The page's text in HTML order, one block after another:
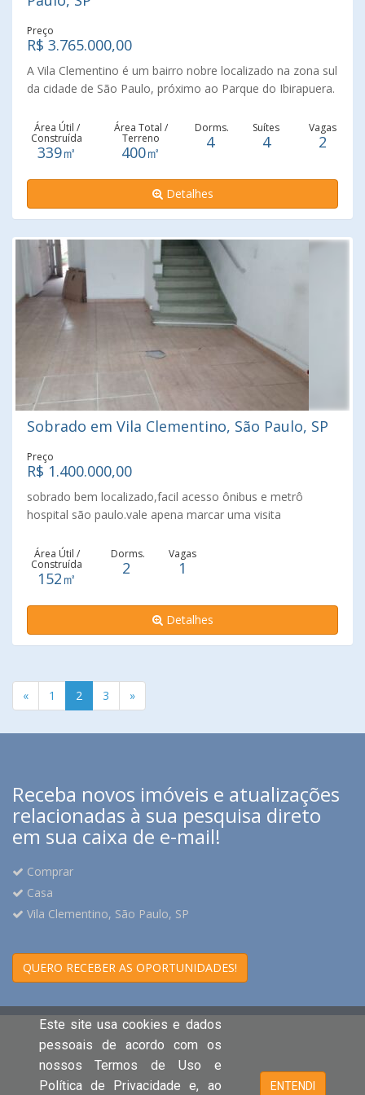
Preço
R$ 3.765.000,00
A Vila Clementino é um bairro nobre localizado na zona sul
da cidade de São Paulo, próximo ao Parque do Ibirapuera.
metade pertence ao distrito da Saúde.Casa recem
reformada e totalmente atualizada,com acabamento
moderno e de bom gosto!!
Área Útil /
Construída
339㎡
Área Total /
Terreno
400㎡
Dorms.
4
Suítes
4
Vagas
2
Detalhes
Sobrado em Vila Clementino, São Paulo, SP
Preço
R$ 1.400.000,00
sobrado bem localizado,facil acesso ônibus e metrô
hospital são paulo.vale apena marcar uma visita
Área Útil /
Construída
152㎡
Dorms.
2
Vagas
1
Detalhes
« 1 2 3 »
Receba novos imóveis e atualizações
relacionadas à sua pesquisa direto
em sua caixa de e-mail!
Comprar
Casa
Vila Clementino, São Paulo, SP
QUERO RECEBER AS OPORTUNIDADES!
Este site usa cookies e dados
pessoais de acordo com os
nossos Termos de Uso e
Política de Privacidade e, ao
ENTENDI